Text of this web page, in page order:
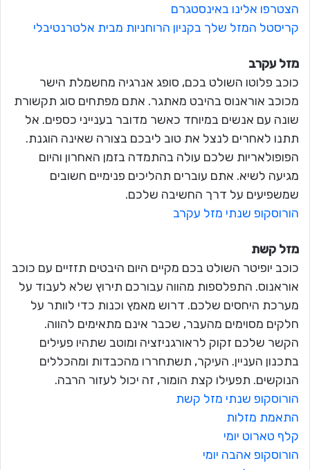
הצטרפו אלינו באינסטגרם
קריסטל המזל שלך בקניון הרוחניות מבית אלטרנטיבלי
מזל עקרב
כוכב פלוטו השולט בכם, סופג אנרגיה מחשמלת הישר
מכוכב אוראנוס בהיבט מאתגר. אתם מפתחים סוג תקשורת
שונה עם אנשים במיוחד כאשר מדובר בענייני כספים. אל
תתנו לאחרים לנצל את טוב ליבכם בצורה שאינה הוגנת.
הפופולאריות שלכם עולה בהתמדה בזמן האחרון והיום
מגיעה לשיא. אתם עוברים תהליכים פנימיים חשובים
שמשפיעים על דרך החשיבה שלכם.
הורוסקופ שנתי מזל עקרב
מזל קשת
כוכב יופיטר השולט בכם מקיים היום היבטים תזזיים עם כוכב
אוראנוס. התפלספות מהווה עבורכם תירוץ שלא לעבוד על
מערכת היחסים שלכם. דרוש מאמץ וכנות כדי לוותר על
חלקים מסוימים מהעבר, שכבר אינם מתאימים להווה.
הקשר שלכם זקוק לראורגניזציה ומוטב שתהיו פעילים
בתכנון העניין. העיקר, תשתחררו מהכבדות ומהכללים
הנוקשים. תפעילו קצת הומור, זה יכול לעזור הרבה.
הורוסקופ שנתי מזל קשת
התאמת מזלות
קלף טארוט יומי
הורוסקופ אהבה יומי